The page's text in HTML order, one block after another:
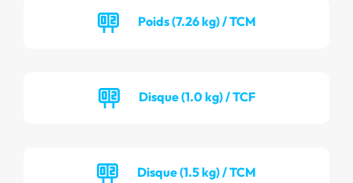
Poids (7.26 kg) / TCM
Disque (1.0 kg) / TCF
Disque (1.5 kg) / TCM